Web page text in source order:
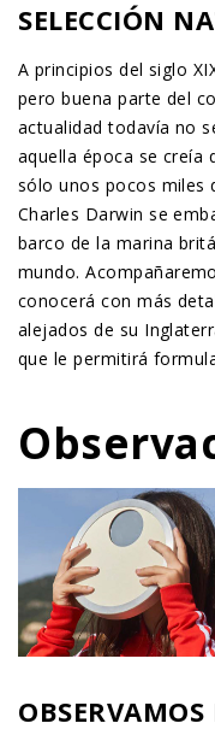
SELECCIÓN
A principios del siglo
pero buena parte del
actualidad todavía no
aquella época se creía
sólo unos pocos miles
Charles Darwin se
barco de la marina
mundo.
conocerá con más
alejados de su
que le permitirá
OBSERVAMOS